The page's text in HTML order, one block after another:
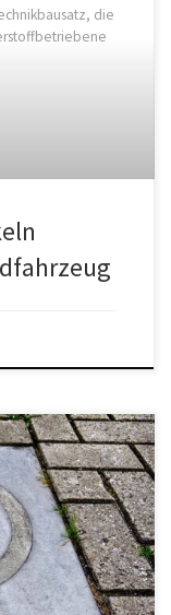
die
in seinem
er an ökono-